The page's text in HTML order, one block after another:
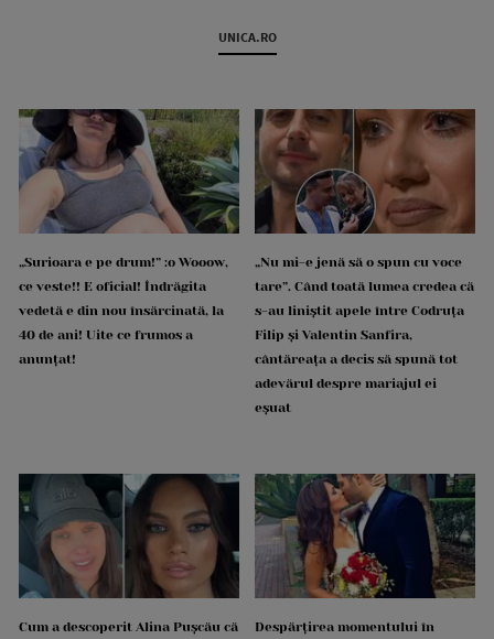
UNICA.RO
„Surioara e pe drum!” :o Wooow,
ce veste!! E oficial! Îndrăgita
vedetă e din nou însărcinată, la
40 de ani! Uite ce frumos a
anunțat!
„Nu mi-e jenă să o spun cu voce
tare”. Când toată lumea credea că
s-au liniștit apele între Codruța
Filip și Valentin Sanfira,
cântăreața a decis să spună tot
adevărul despre mariajul ei
eșuat
Cum a descoperit Alina Pușcău că
Despărțirea momentului în